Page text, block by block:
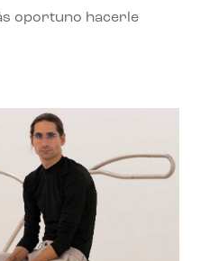
oportuno hacerle